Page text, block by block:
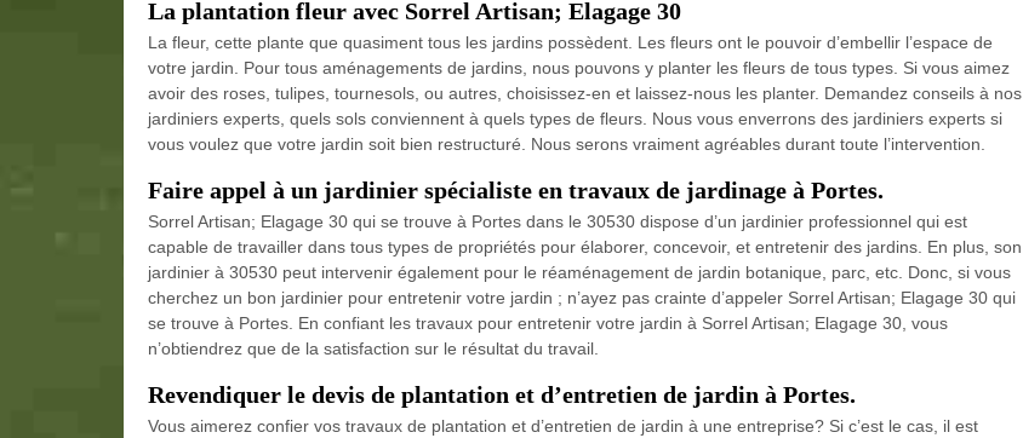
La plantation fleur avec Sorrel Artisan; Elagage 30
La fleur, cette plante que quasiment tous les jardins possèdent. Les fleurs ont le pouvoir d’embellir l’espace de
votre jardin. Pour tous aménagements de jardins, nous pouvons y planter les fleurs de tous types. Si vous aimez
avoir des roses, tulipes, tournesols, ou autres, choisissez-en et laissez-nous les planter. Demandez conseils à nos
jardiniers experts, quels sols conviennent à quels types de fleurs. Nous vous enverrons des jardiniers experts si
vous voulez que votre jardin soit bien restructuré. Nous serons vraiment agréables durant toute l’intervention.
Faire appel à un jardinier spécialiste en travaux de jardinage à Portes.
Sorrel Artisan; Elagage 30 qui se trouve à Portes dans le 30530 dispose d’un jardinier professionnel qui est
capable de travailler dans tous types de propriétés pour élaborer, concevoir, et entretenir des jardins. En plus, son
jardinier à 30530 peut intervenir également pour le réaménagement de jardin botanique, parc, etc. Donc, si vous
cherchez un bon jardinier pour entretenir votre jardin ; n’ayez pas crainte d’appeler Sorrel Artisan; Elagage 30 qui
se trouve à Portes. En confiant les travaux pour entretenir votre jardin à Sorrel Artisan; Elagage 30, vous
n’obtiendrez que de la satisfaction sur le résultat du travail.
Revendiquer le devis de plantation et d’entretien de jardin à Portes.
Vous aimerez confier vos travaux de plantation et d’entretien de jardin à une entreprise? Si c’est le cas, il est